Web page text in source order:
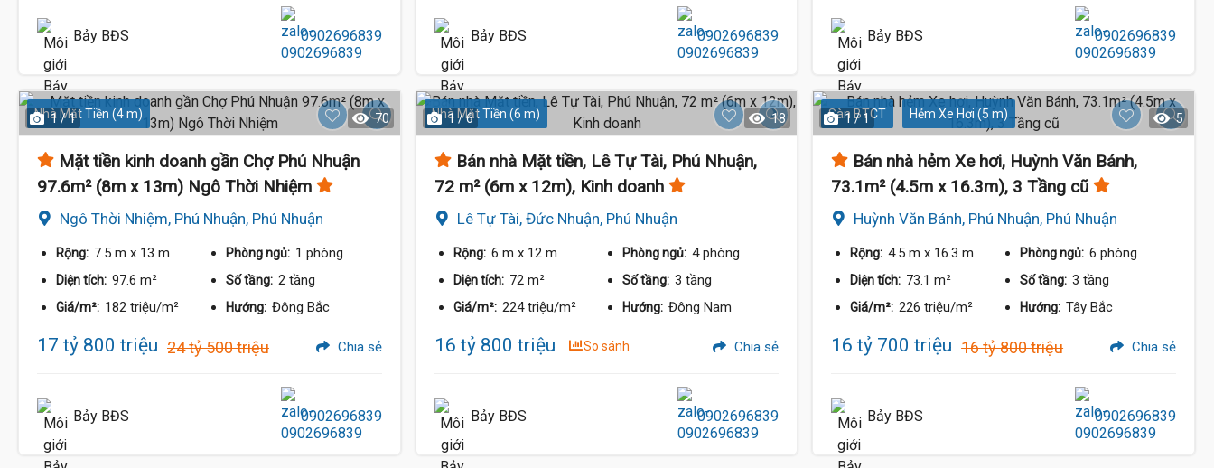
Bảy BĐS 0902696839 Bảy BĐS 0902696839 Bảy BĐS 0902696839
Nhà Mặt Tiền (4 m)
1 / 1 70
Mặt tiền kinh doanh gần Chợ Phú Nhuận
97.6m² (8m x 13m) Ngô Thời Nhiệm
Ngô Thời Nhiệm, Phú Nhuận, Phú Nhuận
Rộng: 7.5 m x 13 m Phòng ngủ: 1 phòng
Diện tích: 97.6 m² Số tầng: 2 tầng
Giá/m²: 182 triệu/m² Hướng: Đông Bắc
17 tỷ 800 triệu 24 tỷ 500 triệu Chia sẻ
Bảy BĐS 0902696839
Nhà Mặt Tiền (6 m)
1 / 6 18
Bán nhà Mặt tiền, Lê Tự Tài, Phú Nhuận,
72 m² (6m x 12m), Kinh doanh
Lê Tự Tài, Đức Nhuận, Phú Nhuận
Rộng: 6 m x 12 m Phòng ngủ: 4 phòng
Diện tích: 72 m² Số tầng: 3 tầng
Giá/m²: 224 triệu/m² Hướng: Đông Nam
16 tỷ 800 triệu So sánh Chia sẻ
Bảy BĐS 0902696839
Sàn BTCT Hẻm Xe Hơi (5 m)
1 / 1 5
Bán nhà hẻm Xe hơi, Huỳnh Văn Bánh,
73.1m² (4.5m x 16.3m), 3 Tầng cũ
Huỳnh Văn Bánh, Phú Nhuận, Phú Nhuận
Rộng: 4.5 m x 16.3 m Phòng ngủ: 6 phòng
Diện tích: 73.1 m² Số tầng: 3 tầng
Giá/m²: 226 triệu/m² Hướng: Tây Bắc
16 tỷ 700 triệu 16 tỷ 800 triệu Chia sẻ
Bảy BĐS 0902696839